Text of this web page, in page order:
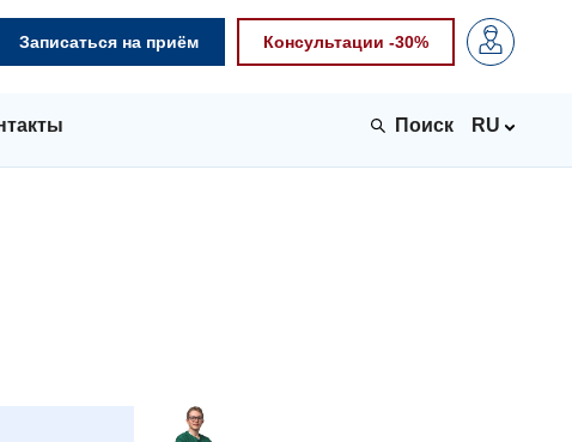
Записаться на приём Консультации -30%
RU